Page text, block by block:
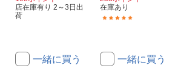
店在庫有り 2～3日出
荷
一緒に買う
在庫あり
一緒に買う